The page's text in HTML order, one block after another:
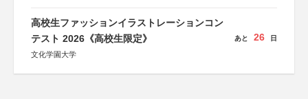
高校生ファッションイラストレーションコン
テスト 2026《高校生限定》
文化学園大学
あと 26 日